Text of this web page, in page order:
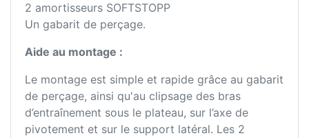
2 amortisseurs SOFTSTOPP
Un gabarit de perçage.
Aide au montage :
Le montage est simple et rapide grâce au gabarit
de perçage, ainsi qu'au clipsage des bras
d’entraînement sous le plateau, sur l’axe de
pivotement et sur le support latéral. Les 2